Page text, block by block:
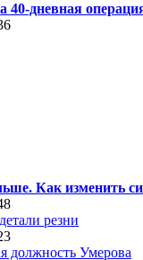
40-дневная
Как изменить
резни
должность Умерова